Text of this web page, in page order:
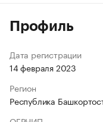
Профиль
Дата регистрации
14 февраля 2023
Регион
Республика